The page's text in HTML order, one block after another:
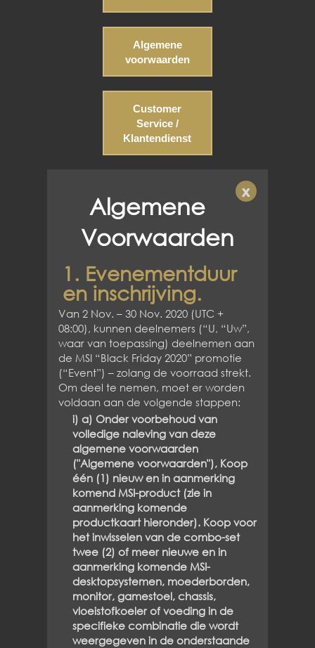
Algemene
voorwaarden
Customer
Service /
Klantendienst
x
Algemene
Voorwaarden
1. Evenementduur
en inschrijving.
Van 2 Nov. – 30 Nov. 2020 (UTC +
08:00), kunnen deelnemers (“U, “Uw”,
waar van toepassing) deelnemen aan
de MSI “Black Friday 2020” promotie
(“Event”) – zolang de voorraad strekt.
Om deel te nemen, moet er worden
voldaan aan de volgende stappen:
i) a) Onder voorbehoud van
volledige naleving van deze
algemene voorwaarden
("Algemene voorwaarden"), Koop
één (1) nieuw en in aanmerking
komend MSI-product (zie in
aanmerking komende
productkaart hieronder). Koop voor
het inwisselen van de combo-set
twee (2) of meer nieuwe en in
aanmerking komende MSI-
desktopsystemen, moederborden,
monitor, gamestoel, chassis,
vloeistofkoeler of voeding in de
specifieke combinatie die wordt
weergegeven in de onderstaande